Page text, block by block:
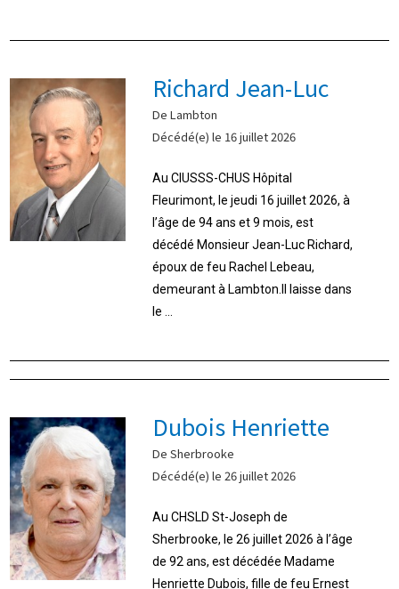
Richard Jean-Luc
De Lambton
Décédé(e) le 16 juillet 2026
Au CIUSSS-CHUS Hôpital
Fleurimont, le jeudi 16 juillet 2026, à
l’âge de 94 ans et 9 mois, est
décédé Monsieur Jean-Luc Richard,
époux de feu Rachel Lebeau,
demeurant à Lambton.Il laisse dans
le ...
Dubois Henriette
De Sherbrooke
Décédé(e) le 26 juillet 2026
Au CHSLD St-Joseph de
Sherbrooke, le 26 juillet 2026 à l’âge
de 92 ans, est décédée Madame
Henriette Dubois, fille de feu Ernest